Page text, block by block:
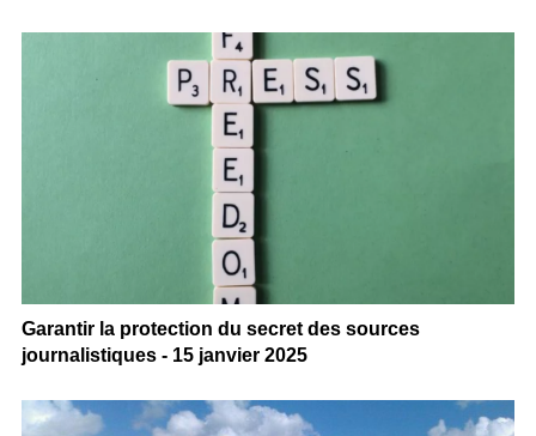
Garantir la protection du secret des sources
journalistiques - 15 janvier 2025